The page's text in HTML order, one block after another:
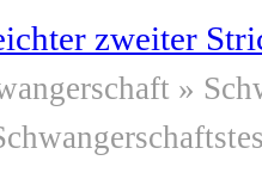
zweiter
»